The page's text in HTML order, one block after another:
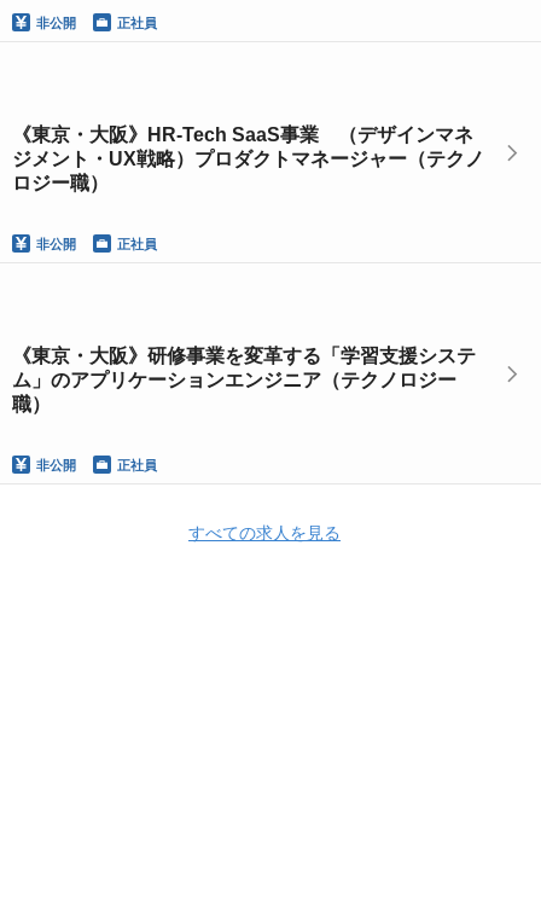
非公開 正社員
《東京・大阪》HR-Tech SaaS事業 （デザインマネ
ジメント・UX戦略）プロダクトマネージャー（テクノ
ロジー職）
非公開 正社員
《東京・大阪》研修事業を変革する「学習支援システ
ム」のアプリケーションエンジニア（テクノロジー
職）
非公開 正社員
すべての求人を見る